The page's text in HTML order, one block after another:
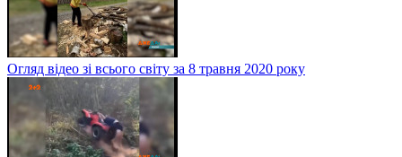
Огляд відео зі всього світу за 8 травня 2020 року